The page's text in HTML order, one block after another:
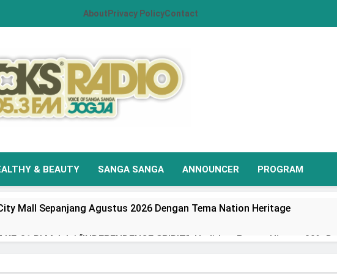
About Privacy PolicyContact
Radio Jogja
& BEAUTY SANGA SANGA ANNOUNCER PROGRAM
Mall Sepanjang Agustus 2026 Dengan Tema Nation Heritage
81 RI Melalui “INDEPENDENCE SPIRIT”, Hadirkan Promo Hingga 80%